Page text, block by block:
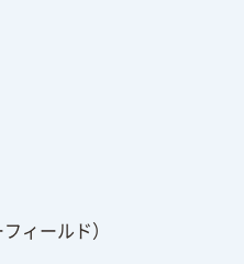
ィールド）